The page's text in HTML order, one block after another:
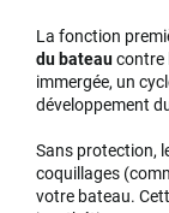
La fonction
du bateaucontre
immergée, un
développement
Sans protection,
coquillages
votre bateau.